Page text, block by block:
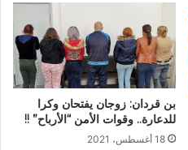
بن قردان: زوجان يفتحان وكرا
للدعارة.. وقوات الأمن “الأرباح” !!
18 أغسطس، 2021